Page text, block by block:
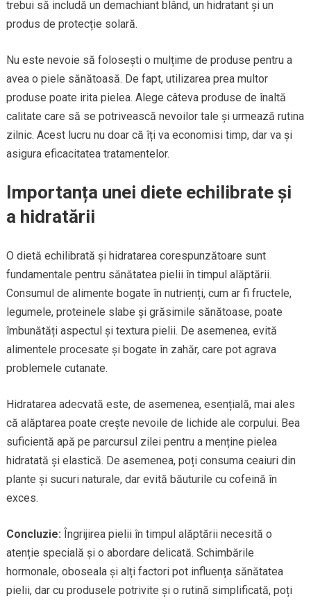
trebui să includă un demachiant blând, un hidratant și un
produs de protecție solară.
Nu este nevoie să folosești o mulțime de produse pentru a
avea o piele sănătoasă. De fapt, utilizarea prea multor
produse poate irita pielea. Alege câteva produse de înaltă
calitate care să se potrivească nevoilor tale și urmează rutina
zilnic. Acest lucru nu doar că îți va economisi timp, dar va și
asigura eficacitatea tratamentelor.
Importanța unei diete echilibrate și
a hidratării
O dietă echilibrată și hidratarea corespunzătoare sunt
fundamentale pentru sănătatea pielii în timpul alăptării.
Consumul de alimente bogate în nutrienți, cum ar fi fructele,
legumele, proteinele slabe și grăsimile sănătoase, poate
îmbunătăți aspectul și textura pielii. De asemenea, evită
alimentele procesate și bogate în zahăr, care pot agrava
problemele cutanate.
Hidratarea adecvată este, de asemenea, esențială, mai ales
că alăptarea poate crește nevoile de lichide ale corpului. Bea
suficientă apă pe parcursul zilei pentru a menține pielea
hidratată și elastică. De asemenea, poți consuma ceaiuri din
plante și sucuri naturale, dar evită băuturile cu cofeină în
exces.
Concluzie: Îngrijirea pielii în timpul alăptării necesită o
atenție specială și o abordare delicată. Schimbările
hormonale, oboseala și alți factori pot influența sănătatea
pielii, dar cu produsele potrivite și o rutină simplificată, poți